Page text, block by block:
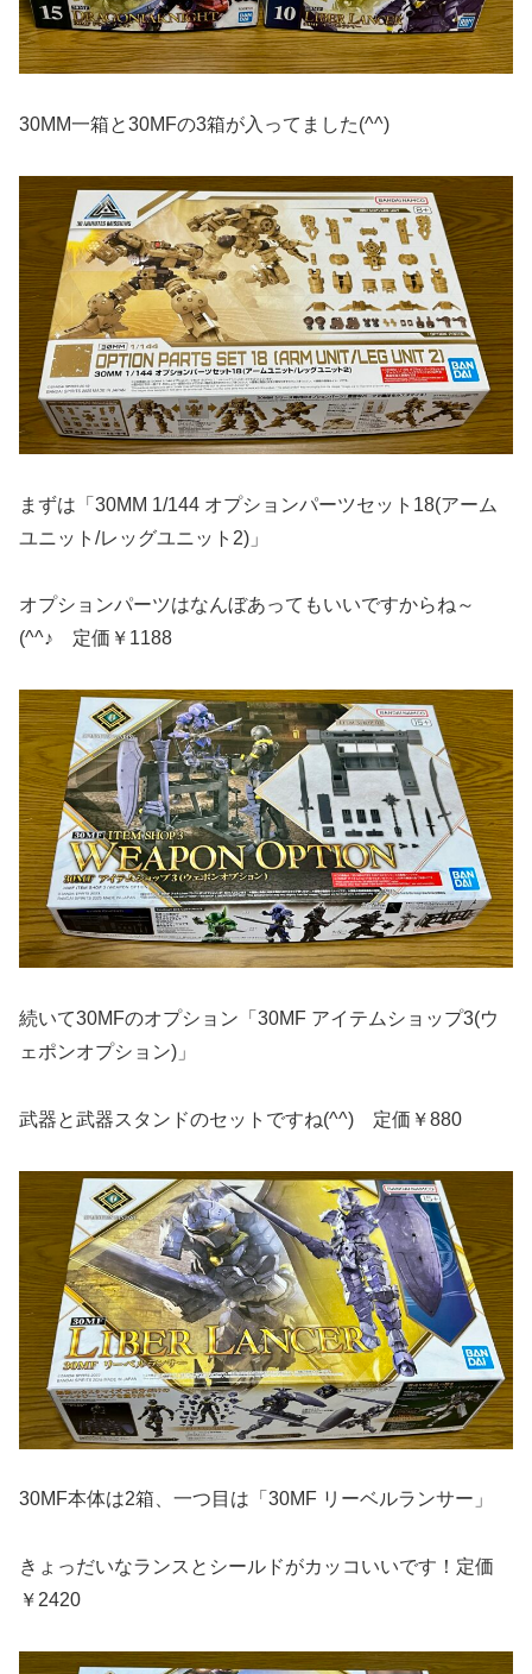
30MM一箱と30MFの3箱が入ってました(^^)
まずは「30MM 1/144 オプションパーツセット18(アーム
ユニット/レッグユニット2)」
オプションパーツはなんぼあってもいいですからね～
(^^♪ 定価￥1188
続いて30MFのオプション「30MF アイテムショップ3(ウ
ェポンオプション)」
武器と武器スタンドのセットですね(^^) 定価￥880
30MF本体は2箱、一つ目は「30MF リーベルランサー」
きょっだいなランスとシールドがカッコいいです！定価
￥2420